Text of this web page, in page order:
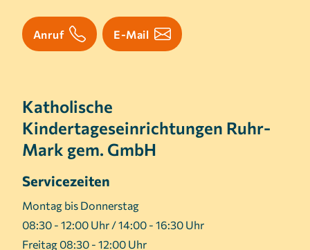
Anruf E-Mail
Katholische
Kindertageseinrichtungen Ruhr-
Mark gem. GmbH
Servicezeiten
Montag bis Donnerstag
08:30 - 12:00 Uhr / 14:00 - 16:30 Uhr
Freitag 08:30 - 12:00 Uhr